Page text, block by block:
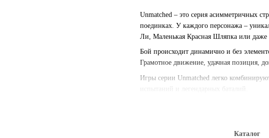
Unmatched – это серия асимметричных
поединках. У каждого персонажа –
Ли, Маленькая Красная Шляпка или
Бой происходит динамично и без
Грамотное движение, удачная позиция,
Игры серии Unmatched легко
испытаний и легендарных баталий.
Каталог